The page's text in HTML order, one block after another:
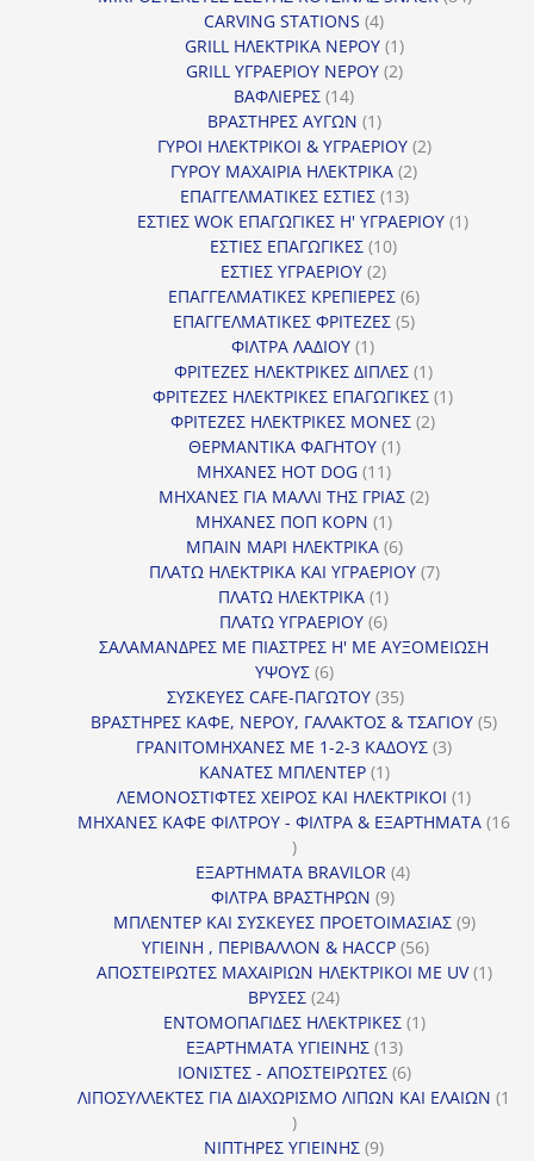
CARVING STATIONS 44
προϊόντα
GRILL ΗΛΕΚΤΡΙΚΑ ΝΕΡΟΥ 11
προϊόν
GRILL ΥΓΡΑΕΡΙΟΥ ΝΕΡΟΥ 22
ΒΑΦΛΙΕΡΕΣ 1414
προϊόντα
ΒΡΑΣΤΗΡΕΣ ΑΥΓΩΝ 11
προϊόν
ΓΥΡΟΙ ΗΛΕΚΤΡΙΚΟΙ & ΥΓΡΑΕΡΙΟΥ 22
ΓΥΡΟΥ ΜΑΧΑΙΡΙΑ ΗΛΕΚΤΡΙΚΑ 22
ΕΠΑΓΓΕΛΜΑΤΙΚΕΣ ΕΣΤΙΕΣ 1313
προϊόντα
ΕΣΤΙΕΣ WOK ΕΠΑΓΩΓΙΚΕΣ Η' ΥΓΡΑΕΡΙΟΥ 11
ΕΣΤΙΕΣ ΕΠΑΓΩΓΙΚΕΣ 1010
ΕΣΤΙΕΣ ΥΓΡΑΕΡΙΟΥ 22
προϊόντα
ΕΠΑΓΓΕΛΜΑΤΙΚΕΣ ΚΡΕΠΙΕΡΕΣ 66
προϊόντα
ΕΠΑΓΓΕΛΜΑΤΙΚΕΣ ΦΡΙΤΕΖΕΣ 55
ΦΙΛΤΡΑ ΛΑΔΙΟΥ 11
προϊόν
ΦΡΙΤΕΖΕΣ ΗΛΕΚΤΡΙΚΕΣ ΔΙΠΛΕΣ 11
προϊόν
ΦΡΙΤΕΖΕΣ ΗΛΕΚΤΡΙΚΕΣ ΕΠΑΓΩΓΙΚΕΣ 11
ΦΡΙΤΕΖΕΣ ΗΛΕΚΤΡΙΚΕΣ ΜΟΝΕΣ 22
ΘΕΡΜΑΝΤΙΚΑ ΦΑΓΗΤΟΥ 11
ΜΗΧΑΝΕΣ HOT DOG 1111
προϊόντα
ΜΗΧΑΝΕΣ ΓΙΑ ΜΑΛΛΙ ΤΗΣ ΓΡΙΑΣ 22
ΜΗΧΑΝΕΣ ΠΟΠ ΚΟΡΝ 11
προϊόν
ΜΠΑΙΝ ΜΑΡΙ ΗΛΕΚΤΡΙΚΑ 66
προϊόντα
ΠΛΑΤΩ ΗΛΕΚΤΡΙΚΑ ΚΑΙ ΥΓΡΑΕΡΙΟΥ 77
ΠΛΑΤΩ ΗΛΕΚΤΡΙΚΑ 11
προϊόν
ΠΛΑΤΩ ΥΓΡΑΕΡΙΟΥ 66
προϊόντα
ΣΑΛΑΜΑΝΔΡΕΣ ΜΕ ΠΙΑΣΤΡΕΣ Η' ΜΕ ΑΥΞΟΜΕΙΩΣΗ
ΥΨΟΥΣ 66
προϊόντα
ΣΥΣΚΕΥΕΣ CAFE-ΠΑΓΩΤΟΥ 3535
προϊόντα
ΒΡΑΣΤΗΡΕΣ ΚΑΦΕ, ΝΕΡΟΥ, ΓΑΛΑΚΤΟΣ & ΤΣΑΓΙΟΥ 55
ΓΡΑΝΙΤΟΜΗΧΑΝΕΣ ΜΕ 1-2-3 ΚΑΔΟΥΣ 33
ΚΑΝΑΤΕΣ ΜΠΛΕΝΤΕΡ 11
προϊόν
ΛΕΜΟΝΟΣΤΙΦΤΕΣ ΧΕΙΡΟΣ ΚΑΙ ΗΛΕΚΤΡΙΚΟΙ 11
προϊόν
ΜΗΧΑΝΕΣ ΚΑΦΕ ΦΙΛΤΡΟΥ - ΦΙΛΤΡΑ & ΕΞΑΡΤΗΜΑΤΑ 16
16
προϊόντα
ΕΞΑΡΤΗΜΑΤΑ BRAVILOR 44
ΦΙΛΤΡΑ ΒΡΑΣΤΗΡΩΝ 99
προϊόντα
ΜΠΛΕΝΤΕΡ ΚΑΙ ΣΥΣΚΕΥΕΣ ΠΡΟΕΤΟΙΜΑΣΙΑΣ 99
ΥΓΙΕΙΝΗ , ΠΕΡΙΒΑΛΛΟΝ & HACCP 5656
προϊόντα
ΑΠΟΣΤΕΙΡΩΤΕΣ ΜΑΧΑΙΡΙΩΝ ΗΛΕΚΤΡΙΚΟΙ ΜΕ UV 11
ΒΡΥΣΕΣ 2424
προϊόντα
ΕΝΤΟΜΟΠΑΓΙΔΕΣ ΗΛΕΚΤΡΙΚΕΣ 11
ΕΞΑΡΤΗΜΑΤΑ ΥΓΙΕΙΝΗΣ 1313
προϊόντα
ΙΟΝΙΣΤΕΣ - ΑΠΟΣΤΕΙΡΩΤΕΣ 66
προϊόντα
ΛΙΠΟΣΥΛΛΕΚΤΕΣ ΓΙΑ ΔΙΑΧΩΡΙΣΜΟ ΛΙΠΩΝ ΚΑΙ ΕΛΑΙΩΝ 1
1
προϊόν
ΝΙΠΤΗΡΕΣ ΥΓΙΕΙΝΗΣ 99